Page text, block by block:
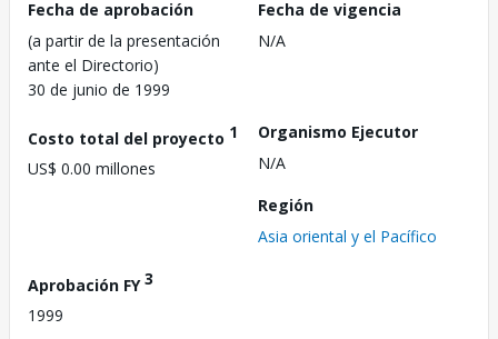
Fecha de aprobación
(a partir de la presentación
ante el Directorio)
30 de junio de 1999
Fecha de vigencia
N/A
Costo total del proyecto 1
US$ 0.00 millones
Organismo Ejecutor
N/A
Región
Asia oriental y el Pacífico
Aprobación FY3
1999